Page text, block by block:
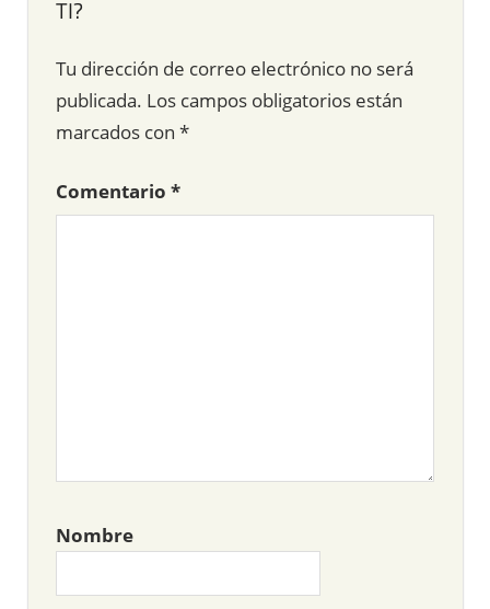
TI?
Tu dirección de correo electrónico no será
publicada. Los campos obligatorios están
marcados con *
Comentario *
Nombre